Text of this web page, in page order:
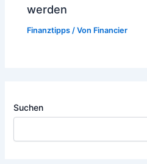
werden
Finanztipps / Von Financier
Suchen